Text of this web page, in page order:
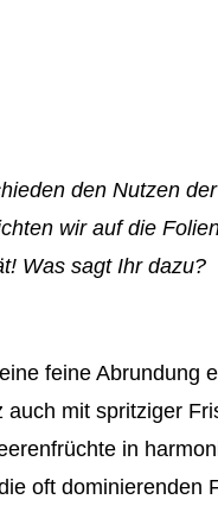
den Nutzen
wir auf die
Was sagt Ihr dazu?
feine Abrundung
mit spritziger
in
oft dominierenden